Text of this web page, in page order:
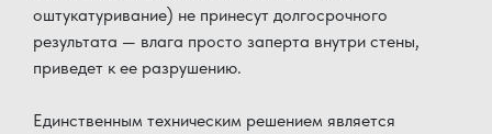
оштукатуривание) не принесут долгосрочного
результата — влага просто заперта внутри стены,
приведет к ее разрушению.
Единственным техническим решением является